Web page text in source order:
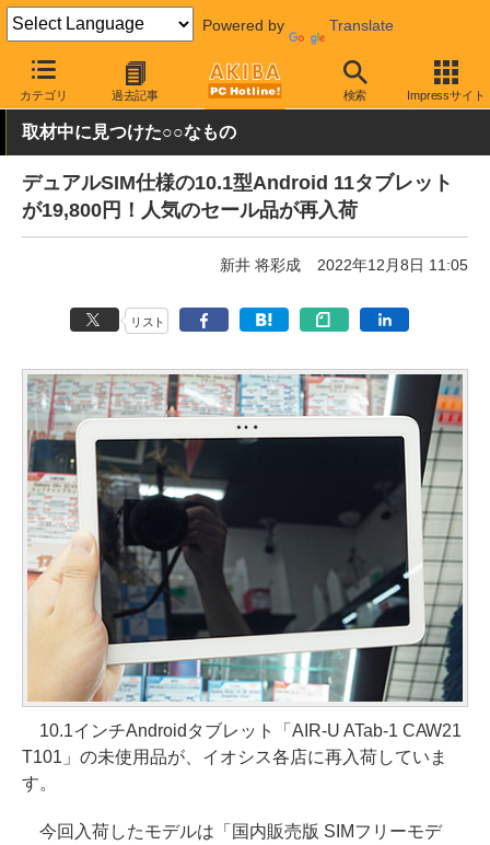
Powered by Translate
カテゴリ 過去記事 検索 Impressサイト
AKIBA PC Hotline! 秋葉原情報 価格情報 特価情報
取材中に見つけた○○なもの
デュアルSIM仕様の10.1型Android 11タブレット
が19,800円！人気のセール品が再入荷
新井 将彩成 2022年12月8日 11:05
リスト
10.1インチAndroidタブレット「AIR-U ATab-1 CAW21
T101」の未使用品が、イオシス各店に再入荷していま
す。
今回入荷したモデルは「国内販売版 SIMフリーモデ